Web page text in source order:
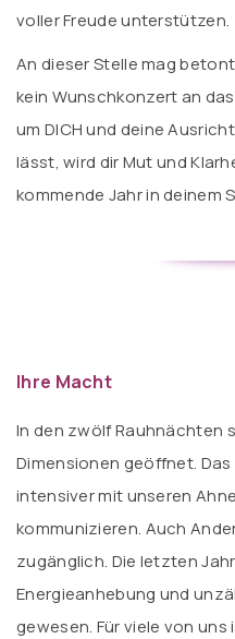
voller Freude unterstützen.
An dieser Stelle mag
kein Wunschkonzert an
um DICH und deine
lässt, wird dir Mut und
kommende Jahr in deinem
Ihre Macht
In den zwölf Rauhnächten
Dimensionen geöffnet.
intensiver mit unseren
kommunizieren. Auch
zugänglich. Die letzten
Energieanhebung und
gewesen. Für viele von